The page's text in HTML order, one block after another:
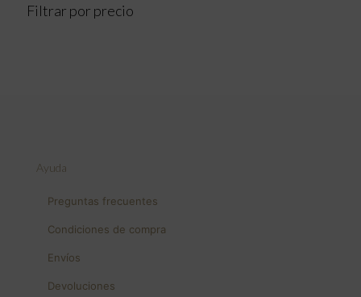
Filtrar por precio
Ayuda
Preguntas frecuentes
Condiciones de compra
Envíos
Devoluciones